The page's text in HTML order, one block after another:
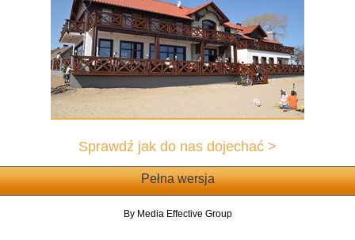
Sprawdź jak do nas dojechać >
Pełna wersja
By Media Effective Group